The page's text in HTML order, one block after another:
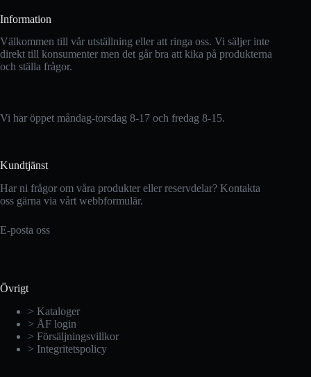
Information
Välkommen till vår utställning eller att ringa oss. Vi säljer inte
direkt till konsumenter men det går bra att kika på produkterna
och ställa frågor.
Vi har öppet måndag-torsdag 8-17 och fredag 8-15.
Kundtjänst
Har ni frågor om våra produkter eller reservdelar? Kontakta
oss gärna via vårt webbformulär.
E-posta oss
Övrigt
> Kataloger
> ÅF login
> Försäljningsvillkor
> Integritetspolicy